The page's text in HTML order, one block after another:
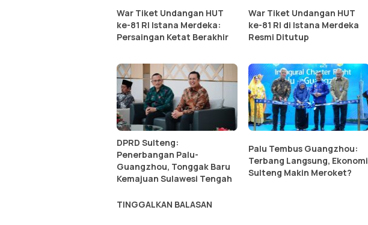
War Tiket Undangan HUT
ke-81 RI Istana Merdeka:
Persaingan Ketat Berakhir
War Tiket Undangan HUT
ke-81 RI di Istana Merdeka
Resmi Ditutup
DPRD Sulteng:
Penerbangan Palu-
Guangzhou, Tonggak Baru
Kemajuan Sulawesi Tengah
Palu Tembus Guangzhou:
Terbang Langsung, Ekonomi
Sulteng Makin Meroket?
TINGGALKAN BALASAN